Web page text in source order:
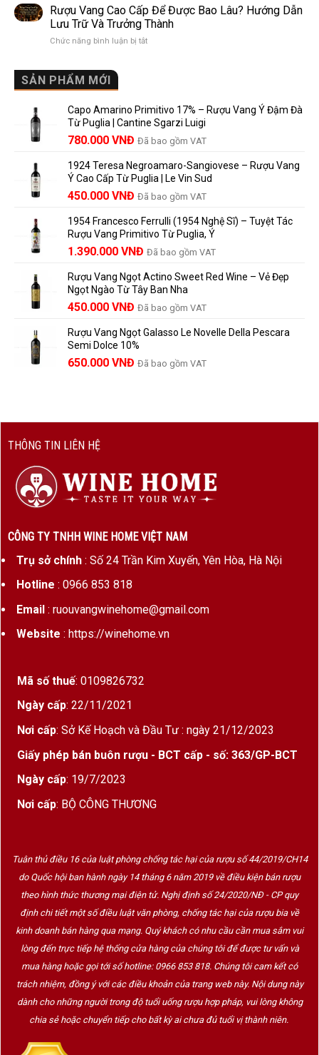
Dễ
Hiểu
Người
khác
nhau
và
vì
lựa
chọn
đáng
en
Bouteille
au
Château
nhãn
rượu
vang
và
những
người
vang
nên
biết
Rượu Vang Cao Cấp Để Được Bao Lâu? Hướng Dẫn
Lưu Trữ Và Trưởng Thành
Chức năng bình luận bị tắtở
Được
Bao
Lâu?
Hướng
Dẫn
Lưu
Trữ
Và
Thành
SẢN PHẨM MỚI
Capo Amarino Primitivo 17% – Rượu Vang Ý Đậm Đà
Từ Puglia | Cantine Sgarzi Luigi
Giá
là:
858.000 VNĐ.
780.000 VNĐ Giá
tại
là:
780.000 VNĐ.
Đã bao gồm VAT
1924 Teresa Negroamaro-Sangiovese – Rượu Vang
Ý Cao Cấp Từ Puglia | Le Vin Sud
Giá
là:
495.000 VNĐ.
450.000 VNĐ Giá
tại
là:
450.000 VNĐ.
Đã bao gồm VAT
1954 Francesco Ferrulli (1954 Nghệ Sĩ) – Tuyệt Tác
Rượu Vang Primitivo Từ Puglia, Ý
Giá
là:
1.529.000 VNĐ.
1.390.000 VNĐ Giá
tại
là:
1.390.000 VNĐ.
Đã bao gồm VAT
Rượu Vang Ngọt Actino Sweet Red Wine – Vẻ Đẹp
Ngọt Ngào Từ Tây Ban Nha
450.000 VNĐ Đã bao gồm VAT
Rượu Vang Ngọt Galasso Le Novelle Della Pescara
Semi Dolce 10%
650.000 VNĐ Đã bao gồm VAT
THÔNG TIN LIÊN HỆ
CÔNG TY TNHH WINE HOME VIỆT NAM
Trụ sở chính: Số 24 Trần Kim Xuyến, Yên Hòa, Hà Nội
Hotline : 0966 853 818
Email: ruouvangwinehome@gmail.com
Website : https://winehome.vn
Mã số thuế: 0109826732
Ngày cấp: 22/11/2021
Nơi cấp: Sở Kế Hoạch và Đầu Tư : ngày 21/12/2023
Giấy phép bán buôn rượu - BCT cấp - số: 363/GP-BCT
Ngày cấp: 19/7/2023
Nơi cấp: BỘ CÔNG THƯƠNG
Tuân thủ điều 16 của luật phòng chống tác hại của rượu số 44/2019/CH14
do Quốc hội ban hành ngày 14 tháng 6 năm 2019 về điều kiện bán rượu
theo hình thức thương mại điện tử. Nghị định số 24/2020/NĐ - CP quy
định chi tiết một số điều luật văn phòng, chống tác hại của rượu bia về
kinh doanh bán hàng qua mạng. Quý khách có nhu cầu cần mua sắm vui
lòng đến trực tiếp hệ thống cửa hàng của chúng tôi để được tư vấn và
mua hàng hoặc gọi tới số hotline: 0966 853 818. Chúng tôi cam kết có
trách nhiệm, đồng ý với các điều khoản của trang web này. Nội dung này
dành cho những người trong độ tuổi uống rượu hợp pháp, vui lòng không
chia sẻ hoặc chuyển tiếp cho bất kỳ ai chưa đủ tuổi vị thành niên.